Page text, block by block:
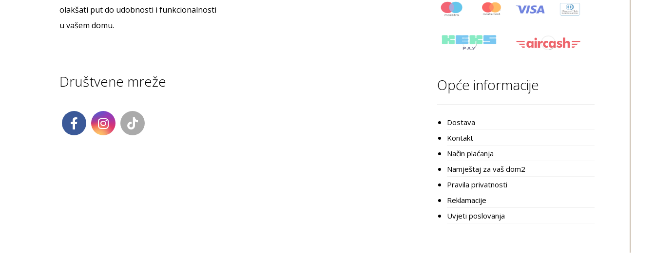
olakšati put do udobnosti i funkcionalnosti
u vašem domu.
Društvene mreže Opće informacije
Dostava
Kontakt
Način plaćanja
Namještaj za vaš dom2
Pravila privatnosti
Reklamacije
Uvjeti poslovanja